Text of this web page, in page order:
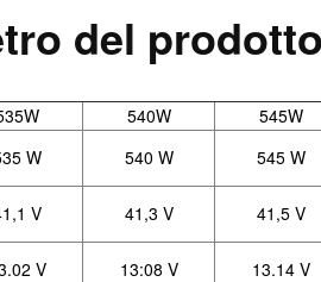
del
540W 545W
W 540 W 545 W
V 41,3 V 41,5 V
V 13:08 V 13.14 V